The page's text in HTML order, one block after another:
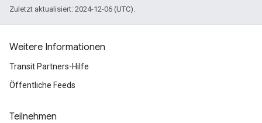
Zuletzt aktualisiert: 2024-12-06 (UTC).
Weitere Informationen
Transit Partners-Hilfe
Öffentliche Feeds
Teilnehmen